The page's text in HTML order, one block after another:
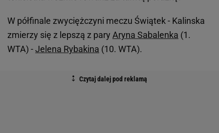
W półfinale zwyciężczyni meczu Świątek - Kalinska
zmierzy się z lepszą z pary Aryna Sabalenka (1.
WTA) -Jelena Rybakina (10. WTA).